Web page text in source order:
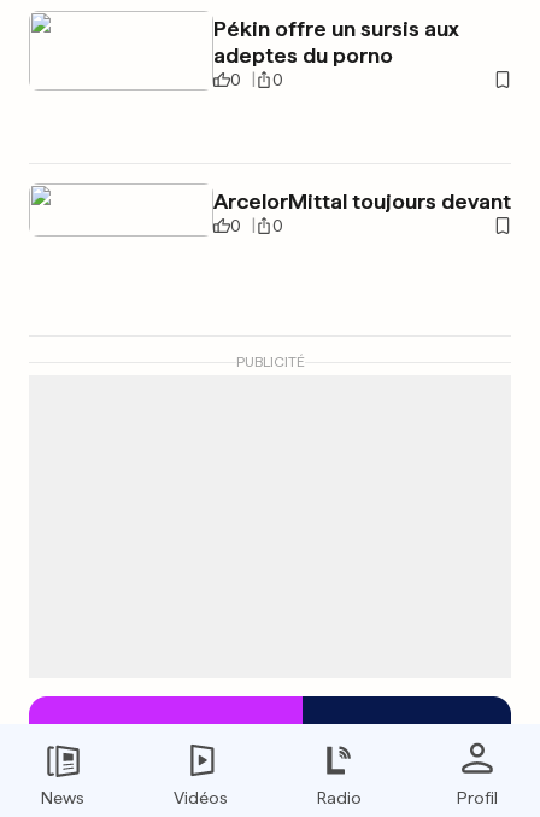
Pékin offre un sursis aux
adeptes du porno
0 0
ArcelorMittal toujours devant
0 0
PUBLICITÉ
News Vidéos Radio Profil